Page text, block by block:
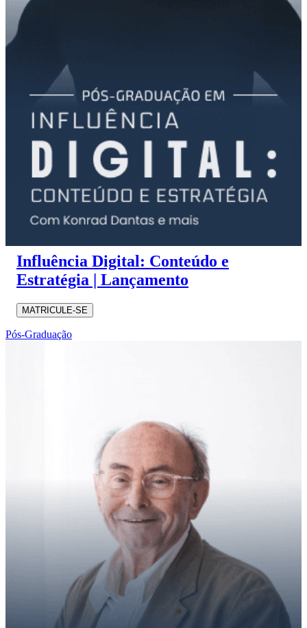
Influência Digital: Conteúdo e
Estratégia | Lançamento
MATRICULE-SE
Pós-Graduação